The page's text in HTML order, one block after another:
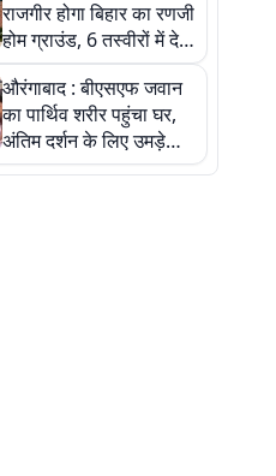
राजगीर होगा बिहार का रणजी
होम ग्राउंड, 6 तस्वीरों में देखें
नए स्टेडियम की पूरी कहानी
औरंगाबाद : बीएसएफ जवान
का पार्थिव शरीर पहुंचा घर,
अंतिम दर्शन के लिए उमड़े
लोग